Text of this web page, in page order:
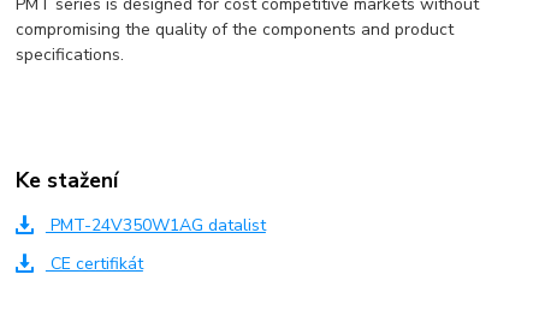
compromising the quality of the components and product
specifications.
Ke stažení
PMT-24V350W1AG datalist
CE certifikát